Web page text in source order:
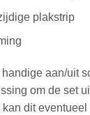
plakstrip
aan/uit
om de set
dit eventueel